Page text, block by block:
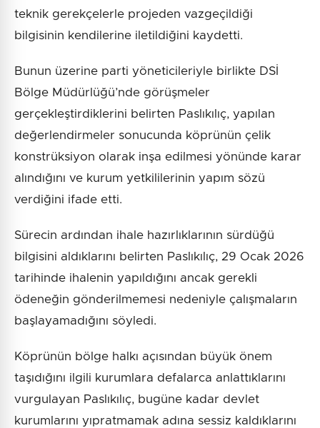
teknik gerekçelerle projeden vazgeçildiği
bilgisinin kendilerine iletildiğini kaydetti.
Bunun üzerine parti yöneticileriyle birlikte DSİ
Bölge Müdürlüğü’nde görüşmeler
gerçekleştirdiklerini belirten Paslıkılıç, yapılan
değerlendirmeler sonucunda köprünün çelik
konstrüksiyon olarak inşa edilmesi yönünde karar
alındığını ve kurum yetkililerinin yapım sözü
verdiğini ifade etti.
Sürecin ardından ihale hazırlıklarının sürdüğü
bilgisini aldıklarını belirten Paslıkılıç, 29 Ocak 2026
tarihinde ihalenin yapıldığını ancak gerekli
ödeneğin gönderilmemesi nedeniyle çalışmaların
başlayamadığını söyledi.
Köprünün bölge halkı açısından büyük önem
taşıdığını ilgili kurumlara defalarca anlattıklarını
vurgulayan Paslıkılıç, bugüne kadar devlet
kurumlarını yıpratmamak adına sessiz kaldıklarını